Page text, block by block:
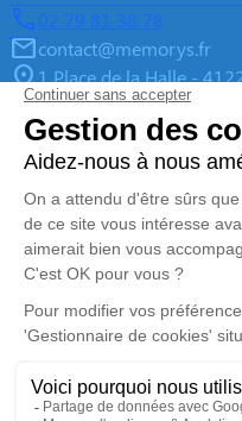
02 79 81 38 78
contact@memorys.fr
1 Place de la Halle -
4.9/5 - 10 avis
Pompes Funèbres
02 55 02 46 67
contact@memorys.fr
3 Boulevard de
5/5 - 81 avis
Nos Services
Organiser des Obsèques
Démarches Post Obsèques